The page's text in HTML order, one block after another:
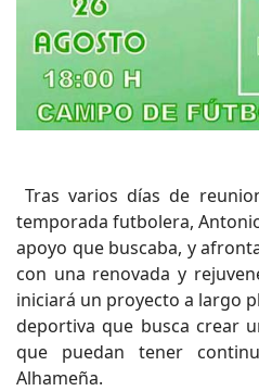
Tras varios días de
temporada futbolera,
apoyo que buscaba, y
con una renovada y
iniciará un proyecto a largo
deportiva que busca crear
que puedan tener
Alhameña.